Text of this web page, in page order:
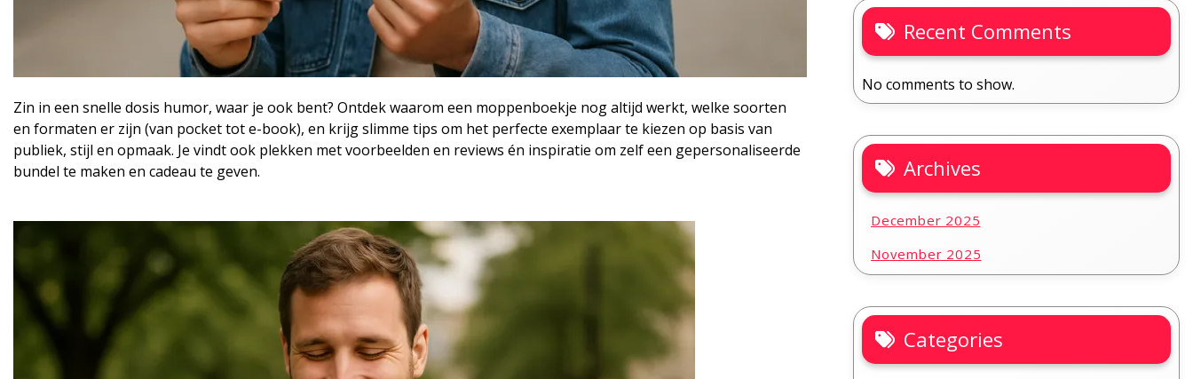
Zin in een snelle dosis humor, waar je ook bent? Ontdek waarom een moppenboekje nog altijd werkt, welke soorten
en formaten er zijn (van pocket tot e-book), en krijg slimme tips om het perfecte exemplaar te kiezen op basis van
publiek, stijl en opmaak. Je vindt ook plekken met voorbeelden en reviews én inspiratie om zelf een gepersonaliseerde
bundel te maken en cadeau te geven.
Recent Comments
No comments to show.
Archives
December 2025
November 2025
Categories